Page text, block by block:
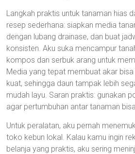
Langkah praktis untuk tanaman hias
resep sederhana: siapkan media
dengan lubang drainase, dan buat
konsisten. Aku suka mencampur
kompos dan serbuk arang untuk
Media yang tepat membuat akar
kuat, sehingga daun tampak lebih
mudah layu. Saran praktis: gunakan
agar pertumbuhan antar tanaman
Untuk peralatan, aku pernah
toko kebun lokal. Kalau kamu ingin
belanja yang praktis, aku sering